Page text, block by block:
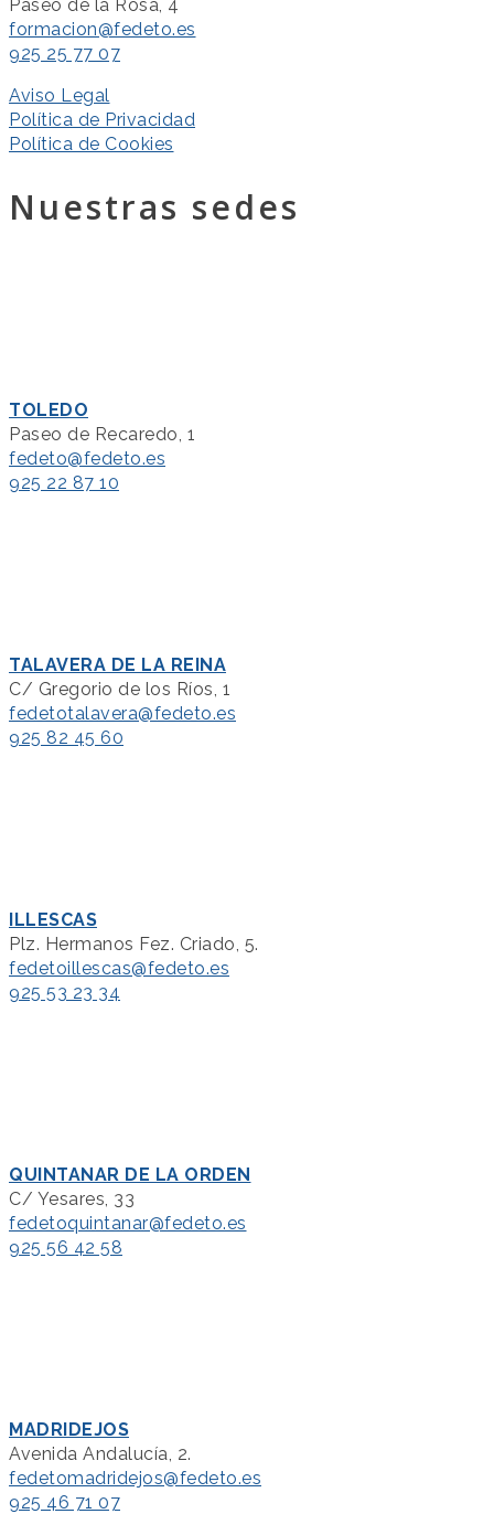
Paseo de la Rosa, 4
formacion@fedeto.es
925 25 77 07
Aviso Legal
Política de Privacidad
Política de Cookies
Nuestras sedes
TOLEDO
Paseo de Recaredo, 1
fedeto@fedeto.es
925 22 87 10
TALAVERA DE LA REINA
C/ Gregorio de los Ríos, 1
fedetotalavera@fedeto.es
925 82 45 60
ILLESCAS
Plz. Hermanos Fez. Criado, 5.
fedetoillescas@fedeto.es
925 53 23 34
QUINTANAR DE LA ORDEN
C/ Yesares, 33
fedetoquintanar@fedeto.es
925 56 42 58
MADRIDEJOS
Avenida Andalucía, 2.
fedetomadridejos@fedeto.es
925 46 71 07